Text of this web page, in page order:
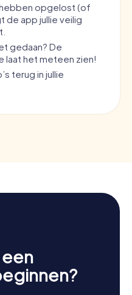
opgelost (of
de app jullie veilig
gedaan? De
laat het meteen zien!
terug in jullie
een